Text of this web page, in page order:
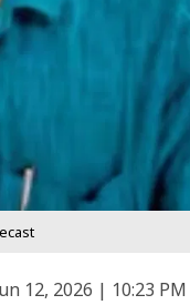
12, 2026 | 10:23 PM